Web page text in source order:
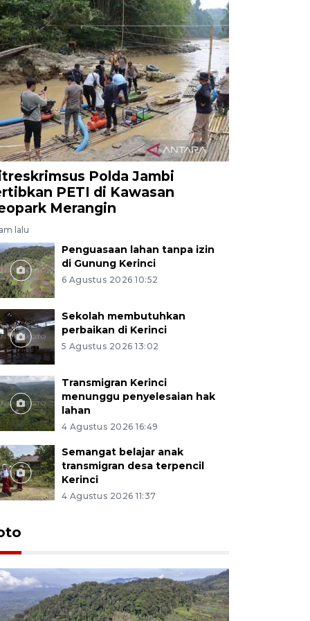
Polda Jambi
PETI di Kawasan
Merangin
lalu
Penguasaan lahan tanpa izin
di Gunung Kerinci
6 Agustus 2026 10:52
Sekolah membutuhkan
perbaikan di Kerinci
5 Agustus 2026 13:02
Transmigran Kerinci
menunggu penyelesaian hak
lahan
4 Agustus 2026 16:49
Semangat belajar anak
transmigran desa terpencil
Kerinci
4 Agustus 2026 11:37